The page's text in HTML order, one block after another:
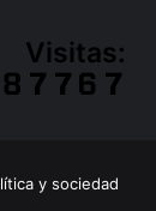
Visitas:
y sociedad